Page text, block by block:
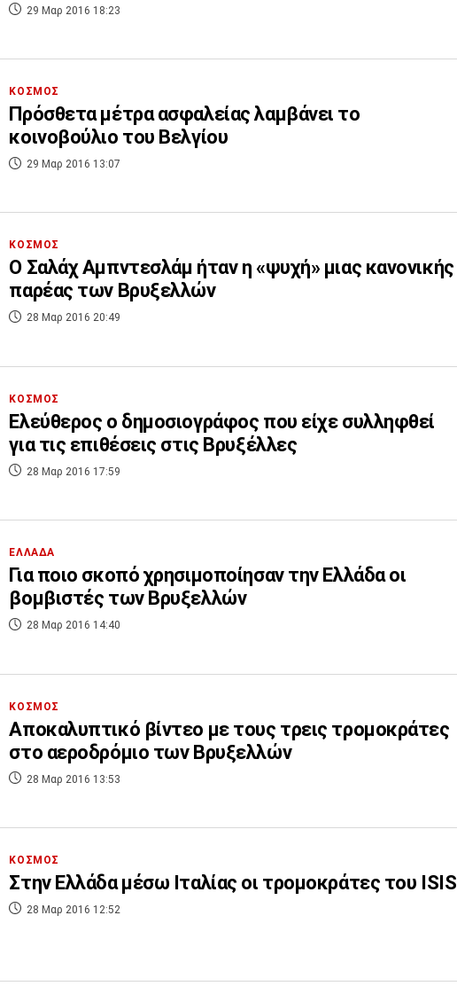
29 Μαρ 2016 18:23
ΚΟΣΜΟΣ
Πρόσθετα μέτρα ασφαλείας λαμβάνει το
κοινοβούλιο του Βελγίου
29 Μαρ 2016 13:07
ΚΟΣΜΟΣ
Ο Σαλάχ Αμπντεσλάμ ήταν η «ψυχή» μιας κανονικής
παρέας των Βρυξελλών
28 Μαρ 2016 20:49
ΚΟΣΜΟΣ
Ελεύθερος ο δημοσιογράφος που είχε συλληφθεί
για τις επιθέσεις στις Βρυξέλλες
28 Μαρ 2016 17:59
ΕΛΛΑΔΑ
Για ποιο σκοπό χρησιμοποίησαν την Ελλάδα οι
βομβιστές των Βρυξελλών
28 Μαρ 2016 14:40
ΚΟΣΜΟΣ
Αποκαλυπτικό βίντεο με τους τρεις τρομοκράτες
στο αεροδρόμιο των Βρυξελλών
28 Μαρ 2016 13:53
ΚΟΣΜΟΣ
Στην Ελλάδα μέσω Ιταλίας οι τρομοκράτες του ISIS
28 Μαρ 2016 12:52